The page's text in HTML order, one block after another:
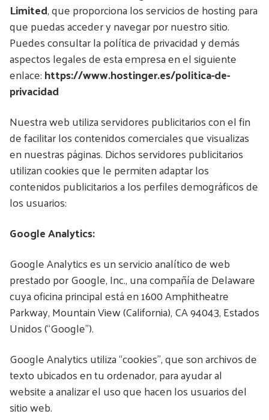
Limited, que proporciona los servicios de hosting para
que puedas acceder y navegar por nuestro sitio.
Puedes consultar la política de privacidad y demás
aspectos legales de esta empresa en el siguiente
enlace:https://www.hostinger.es/politica-de-
privacidad
Nuestra web utiliza servidores publicitarios con el fin
de facilitar los contenidos comerciales que visualizas
en nuestras páginas. Dichos servidores publicitarios
utilizan cookies que le permiten adaptar los
contenidos publicitarios a los perfiles demográficos de
los usuarios:
Google Analytics:
Google Analytics es un servicio analítico de web
prestado por Google, Inc., una compañía de Delaware
cuya oficina principal está en 1600 Amphitheatre
Parkway, Mountain View (California), CA 94043, Estados
Unidos (“Google”).
Google Analytics utiliza “cookies”, que son archivos de
texto ubicados en tu ordenador, para ayudar al
website a analizar el uso que hacen los usuarios del
sitio web.